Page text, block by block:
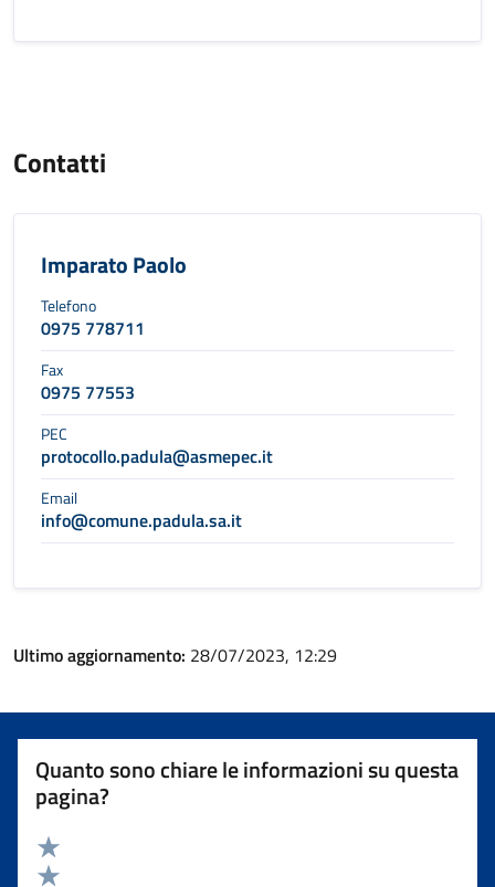
Contatti
Imparato Paolo
Telefono
0975 778711
Fax
0975 77553
PEC
protocollo.padula@asmepec.it
Email
info@comune.padula.sa.it
Ultimo aggiornamento: 28/07/2023, 12:29
Quanto sono chiare le informazioni su questa
pagina?
Valuta 5 stelle su 5